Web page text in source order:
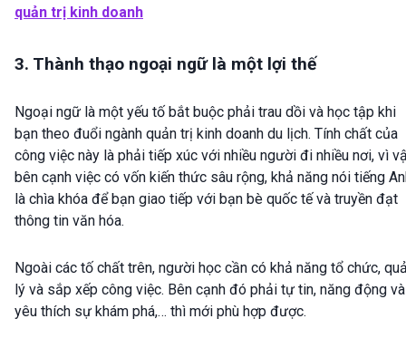
quản trị kinh doanh
3. Thành thạo ngoại ngữ là một lợi thế
Ngoại ngữ là một yếu tố bắt buộc phải trau dồi và học tập khi
bạn theo đuổi ngành quản trị kinh doanh du lịch. Tính chất của
công việc này là phải tiếp xúc với nhiều người đi nhiều nơi, vì
bên cạnh việc có vốn kiến thức sâu rộng, khả năng nói tiếng
là chìa khóa để bạn giao tiếp với bạn bè quốc tế và truyền đạt
thông tin văn hóa.
Ngoài các tố chất trên, người học cần có khả năng tổ chức,
lý và sắp xếp công việc. Bên cạnh đó phải tự tin, năng động và
yêu thích sự khám phá,… thì mới phù hợp được.